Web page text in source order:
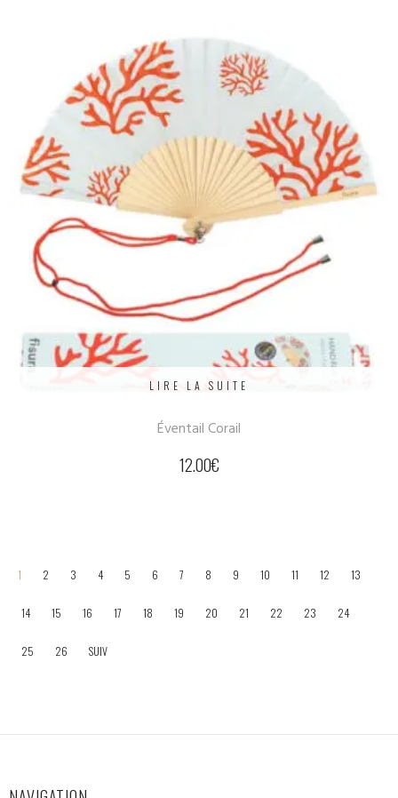
LIRE LA SUITE
Éventail Corail
12.00€
1 2 3 4 5 6 7 8 9 10 11 12 13
14 15 16 17 18 19 20 21 22 23 24
25 26 SUIV